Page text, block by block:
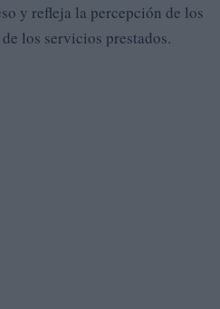
y refleja la percepción de los
los servicios prestados.